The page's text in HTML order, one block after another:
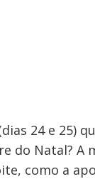
24 e 25)
do Natal? A
como a